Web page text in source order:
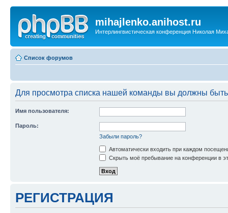
mihajlenko.anihost.ru
Интерлингвистическая конференция Николая
Список форумов
Для просмотра списка нашей команды вы должны
Имя пользователя:
Пароль:
Забыли пароль?
Автоматически входить при каждом
Скрыть моё пребывание на конференции в
РЕГИСТРАЦИЯ